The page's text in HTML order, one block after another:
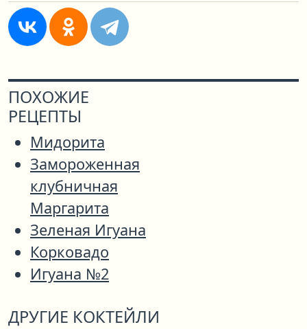
ПОХОЖИЕ
РЕЦЕПТЫ
Мидорита
Замороженная
клубничная
Маргарита
Зеленая Игуана
Корковадо
Игуана №2
ДРУГИЕ КОКТЕЙЛИ